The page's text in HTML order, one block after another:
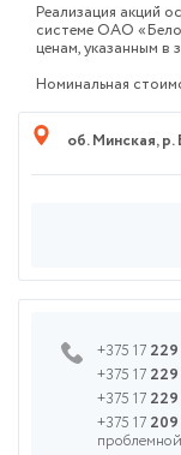
Реализация акций
системе ОАО
ценам, указанным в
Номинальная
об. Минская,р.
+375 17
+375 17
+375 17
+375 17